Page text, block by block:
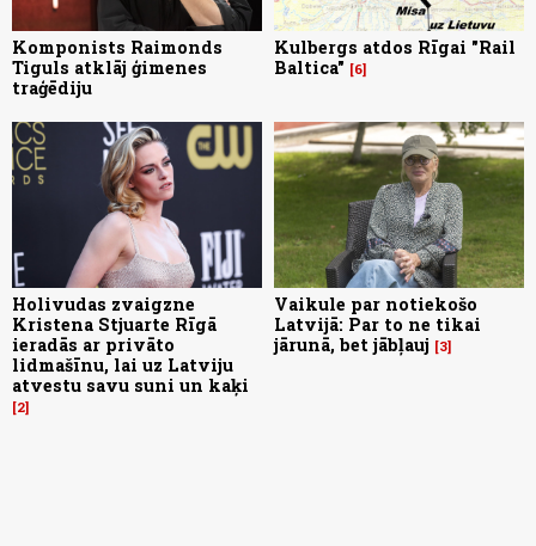
Komponists Raimonds
Tiguls atklāj ģimenes
traģēdiju
Kulbergs atdos Rīgai "Rail
Baltica"
6
Holivudas zvaigzne
Kristena Stjuarte Rīgā
ieradās ar privāto
lidmašīnu, lai uz Latviju
atvestu savu suni un kaķi
2
Vaikule par notiekošo
Latvijā: Par to ne tikai
jārunā, bet jābļauj
3